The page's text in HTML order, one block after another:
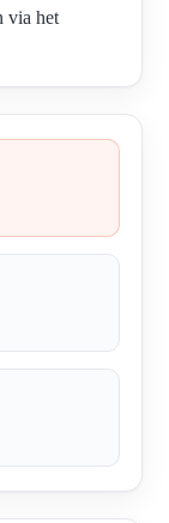
via het